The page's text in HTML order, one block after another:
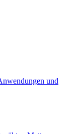
und